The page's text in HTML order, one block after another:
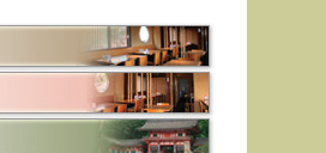
食、高台寺冬の夜の茶会「夜咄」
お客様にご利用いただきありがと
らせを表示しました。
。
削除させていただきました。